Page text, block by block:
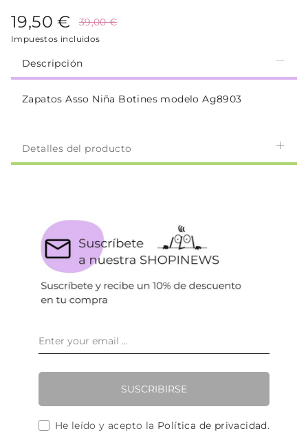
19,50 € 39,00 €
Impuestos incluidos
Descripción
Zapatos Asso Niña Botines modelo Ag8903
Detalles del producto
SUSCRIBIRSE
He leído y acepto la Política de privacidad.